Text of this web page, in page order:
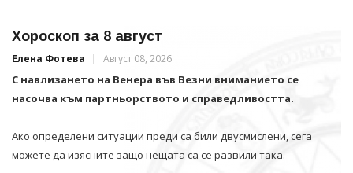
Хороскоп за 8 август
Елена Фотева Август 08, 2026
С навлизането на Венера във Везни вниманието се
насочва към партньорството и справедливостта.
Ако определени ситуации преди са били двусмислени, сега
можете да изясните защо нещата са се развили така.